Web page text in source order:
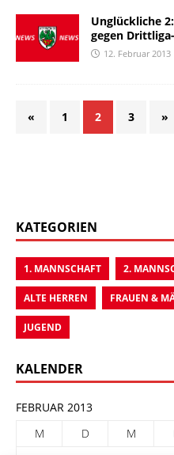
Unglückliche
gegen
12. Februar 2013
« 1 2 3 »
KATEGORIEN
1. MANNSCHAFT 2.
ALTE HERREN FRAUEN &
JUGEND
KALENDER
FEBRUAR 2013
M
D M